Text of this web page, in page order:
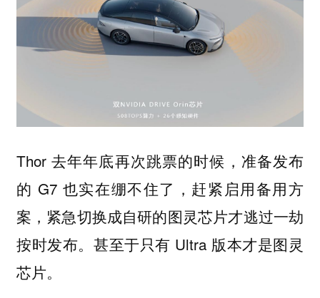
Thor 去年年底再次跳票的时候，准备发布
的 G7 也实在绷不住了，赶紧启用备用方
案，紧急切换成自研的图灵芯片才逃过一劫
按时发布。甚至于只有 Ultra 版本才是图灵
芯片。